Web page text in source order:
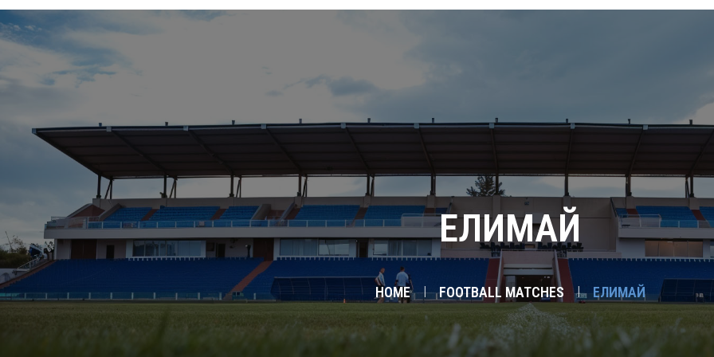
АКАДЕМИЯ
НОВОСТИ
ГАЛЛЕРЕЯ
ЕЛИМАЙ
HOME FOOTBALL MATCHES ЕЛИМАЙ